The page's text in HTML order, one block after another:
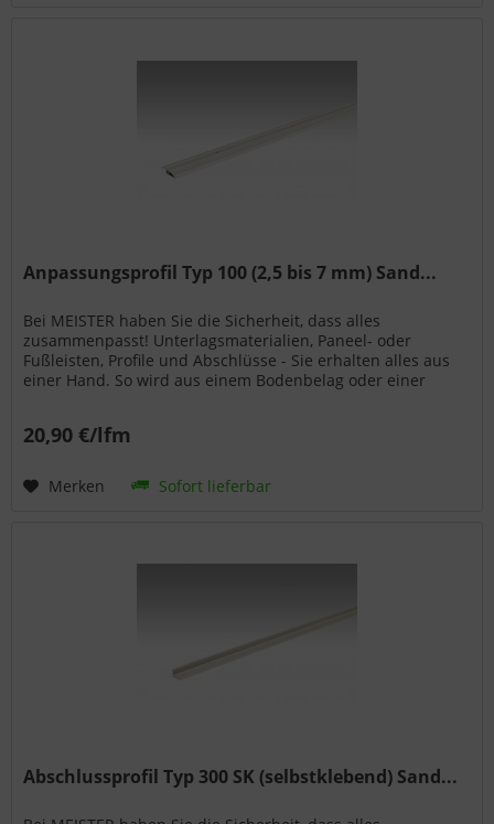
Anpassungsprofil Typ 100 (2,5 bis 7 mm) Sand...
Bei MEISTER haben Sie die Sicherheit, dass alles
zusammenpasst! Unterlagsmaterialien, Paneel- oder
Fußleisten, Profile und Abschlüsse - Sie erhalten alles aus
einer Hand. So wird aus einem Bodenbelag oder einer
20,90 €/lfm
Merken Sofort lieferbar
Abschlussprofil Typ 300 SK (selbstklebend) Sand...